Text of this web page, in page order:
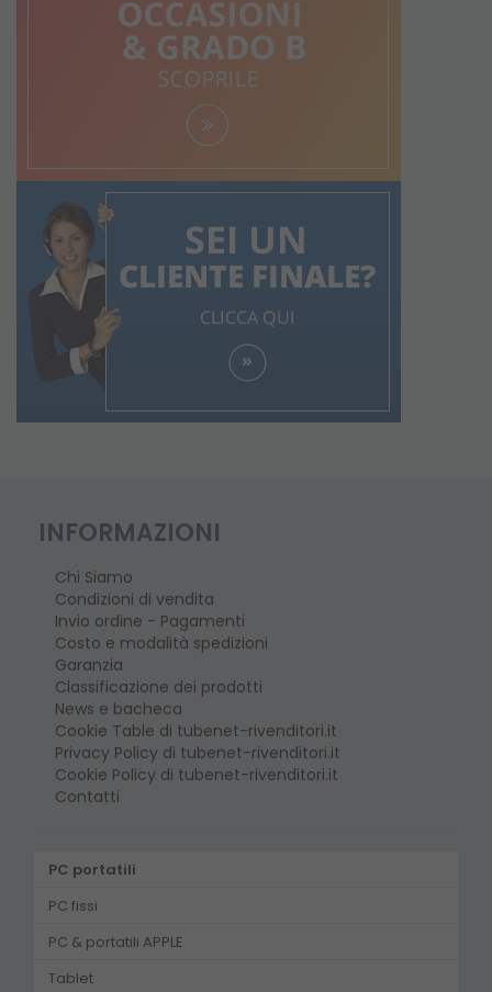
INFORMAZIONI
Chi Siamo
Condizioni di vendita
Invio ordine - Pagamenti
Costo e modalità spedizioni
Garanzia
Classificazione dei prodotti
News e bacheca
Cookie Table di tubenet-rivenditori.it
Privacy Policy di tubenet-rivenditori.it
Cookie Policy di tubenet-rivenditori.it
Contatti
PC portatili
PC fissi
PC & portatili APPLE
Tablet